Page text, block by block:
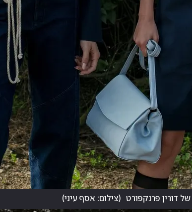
דורין פרנקפורט (צילום: אסף עיני)